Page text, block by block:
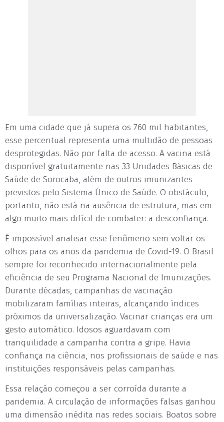
Em uma cidade que já supera os 760 mil habitantes,
esse percentual representa uma multidão de pessoas
desprotegidas. Não por falta de acesso. A vacina está
disponível gratuitamente nas 33 Unidades Básicas de
Saúde de Sorocaba, além de outros imunizantes
previstos pelo Sistema Único de Saúde. O obstáculo,
portanto, não está na ausência de estrutura, mas em
algo muito mais difícil de combater: a desconfiança.
É impossível analisar esse fenômeno sem voltar os
olhos para os anos da pandemia de Covid-19. O Brasil
sempre foi reconhecido internacionalmente pela
eficiência de seu Programa Nacional de Imunizações.
Durante décadas, campanhas de vacinação
mobilizaram famílias inteiras, alcançando índices
próximos da universalização. Vacinar crianças era um
gesto automático. Idosos aguardavam com
tranquilidade a campanha contra a gripe. Havia
confiança na ciência, nos profissionais de saúde e nas
instituições responsáveis pelas campanhas.
Essa relação começou a ser corroída durante a
pandemia. A circulação de informações falsas ganhou
uma dimensão inédita nas redes sociais. Boatos sobre